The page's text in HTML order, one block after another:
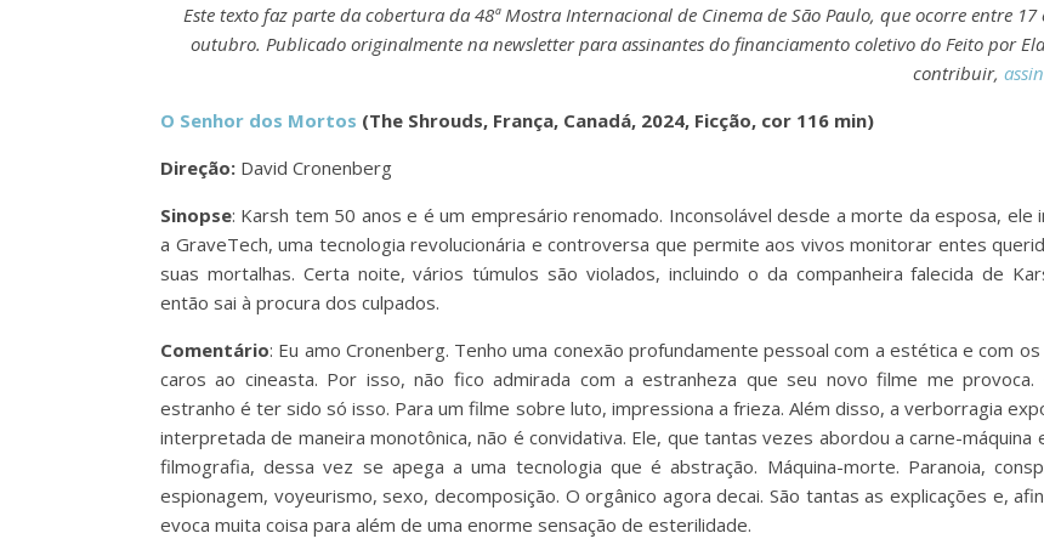
Este texto faz parte da cobertura da 48ª Mostra Internacional de Cinema de São Paulo, que ocorre entre 17
outubro. Publicado originalmente na newsletter para assinantes do financiamento coletivo do Feito por
contribuir,
O Senhor dos Mortos (The Shrouds, França, Canadá, 2024, Ficção, cor 116 min)
Direção: David Cronenberg
Sinopse: Karsh tem 50 anos e é um empresário renomado. Inconsolável desde a morte da esposa, ele
a GraveTech, uma tecnologia revolucionária e controversa que permite aos vivos monitorar entes
suas mortalhas. Certa noite, vários túmulos são violados, incluindo o da companheira falecida de
então sai à procura dos culpados.
Comentário: Eu amo Cronenberg. Tenho uma conexão profundamente pessoal com a estética e com
caros ao cineasta. Por isso, não fico admirada com a estranheza que seu novo filme me provoca.
estranho é ter sido só isso. Para um filme sobre luto, impressiona a frieza. Além disso, a verborragia
interpretada de maneira monotônica, não é convidativa. Ele, que tantas vezes abordou a carne-máquina
filmografia, dessa vez se apega a uma tecnologia que é abstração. Máquina-morte. Paranoia,
espionagem, voyeurismo, sexo, decomposição. O orgânico agora decai. São tantas as explicações e,
evoca muita coisa para além de uma enorme sensação de esterilidade.